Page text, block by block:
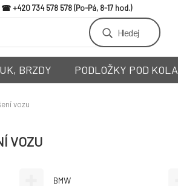
+420 734 578 578
Hledej
BRZDY PODLOŽKY POD KOLA
vozu
VOZU
BMW